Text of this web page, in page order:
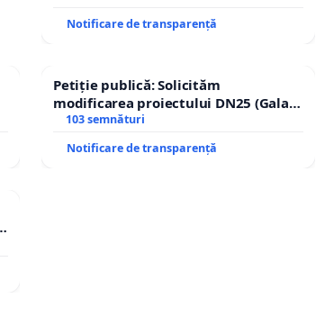
Notificare de transparență
Petiție publică: Solicităm
modificarea proiectului DN25 (Galați
– Hanu Conachi) prin devierea
103 semnături
Notificare de transparență